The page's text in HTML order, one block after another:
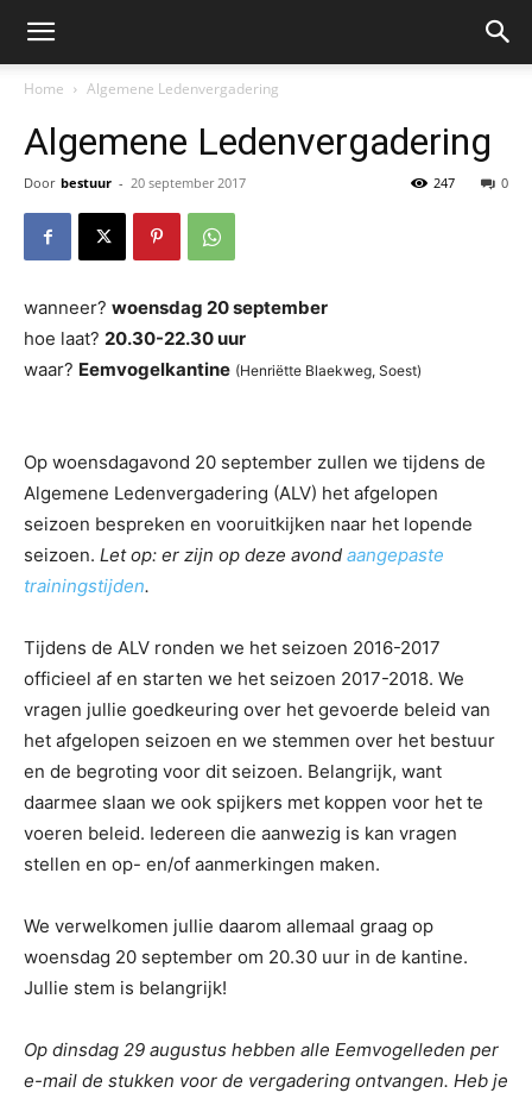
Home Algemene Ledenvergadering
Algemene Ledenvergadering
Door bestuur - 20 september 2017 0
247
wanneer? woensdag 20 september
hoe laat? 20.30-22.30 uur
waar? Eemvogelkantine (Henriëtte Blaekweg, Soest)
Op woensdagavond 20 september zullen we tijdens de
Algemene Ledenvergadering (ALV) het afgelopen
seizoen bespreken en vooruitkijken naar het lopende
seizoen. Let op: er zijn op deze avond aangepaste
trainingstijden.
Tijdens de ALV ronden we het seizoen 2016-2017
officieel af en starten we het seizoen 2017-2018. We
vragen jullie goedkeuring over het gevoerde beleid van
het afgelopen seizoen en we stemmen over het bestuur
en de begroting voor dit seizoen. Belangrijk, want
daarmee slaan we ook spijkers met koppen voor het te
voeren beleid. Iedereen die aanwezig is kan vragen
stellen en op- en/of aanmerkingen maken.
We verwelkomen jullie daarom allemaal graag op
woensdag 20 september om 20.30 uur in de kantine.
Jullie stem is belangrijk!
Op dinsdag 29 augustus hebben alle Eemvogelleden per
e-mail de stukken voor de vergadering ontvangen. Heb je